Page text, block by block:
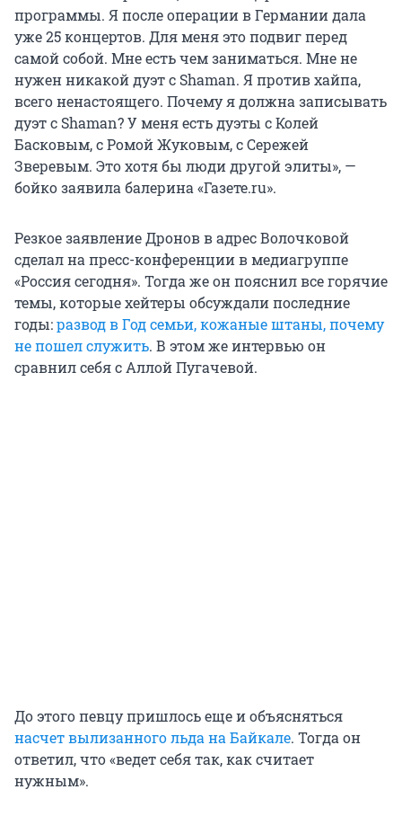
программы. Я после операции в Германии дала
уже 25 концертов. Для меня это подвиг перед
самой собой. Мне есть чем заниматься. Мне не
нужен никакой дуэт с Shaman. Я против хайпа,
всего ненастоящего. Почему я должна записывать
дуэт с Shaman? У меня есть дуэты с Колей
Басковым, с Ромой Жуковым, с Сережей
Зверевым. Это хотя бы люди другой элиты», —
бойко заявила балерина «Газете.ru».
Резкое заявление Дронов в адрес Волочковой
сделал на пресс-конференции в медиагруппе
«Россия сегодня». Тогда же он пояснил все горячие
темы, которые хейтеры обсуждали последние
годы:развод в Год семьи, кожаные штаны, почему
не пошел служить. В этом же интервью он
сравнил себя с Аллой Пугачевой.
До этого певцу пришлось еще и объясняться
насчет вылизанного льда на Байкале. Тогда он
ответил, что «ведет себя так, как считает
нужным».